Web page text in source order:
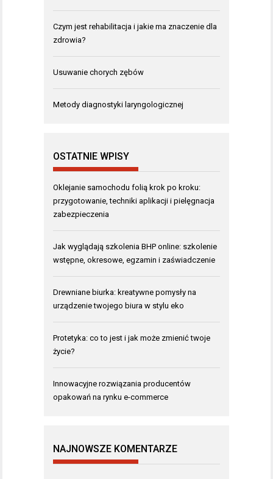
Czym jest rehabilitacja i jakie ma znaczenie dla
zdrowia?
Usuwanie chorych zębów
Metody diagnostyki laryngologicznej
OSTATNIE WPISY
Oklejanie samochodu folią krok po kroku:
przygotowanie, techniki aplikacji i pielęgnacja
zabezpieczenia
Jak wyglądają szkolenia BHP online: szkolenie
wstępne, okresowe, egzamin i zaświadczenie
Drewniane biurka: kreatywne pomysły na
urządzenie twojego biura w stylu eko
Protetyka: co to jest i jak może zmienić twoje
życie?
Innowacyjne rozwiązania producentów
opakowań na rynku e-commerce
NAJNOWSZE KOMENTARZE